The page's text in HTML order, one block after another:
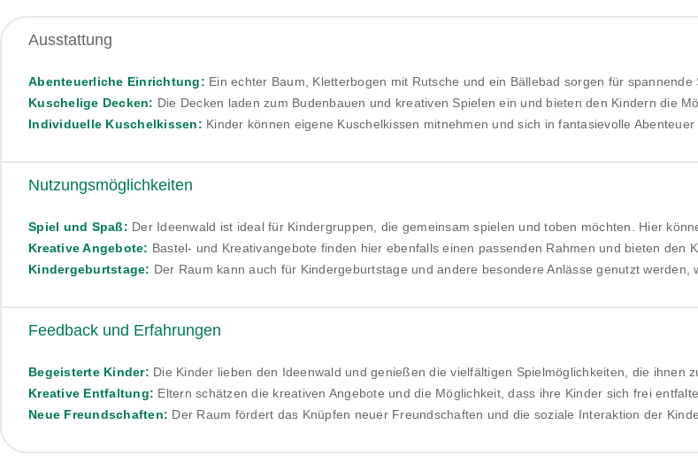
Ausstattung
Abenteuerliche Einrichtung: Ein echter Baum, Kletterbogen mit Rutsche und ein Bällebad sorgen für
Kuschelige Decken: Die Decken laden zum Budenbauen und kreativen Spielen ein und bieten den Kindern die
Individuelle Kuschelkissen: Kinder können eigene Kuschelkissen mitnehmen und sich in fantasievolle
Nutzungsmöglichkeiten
Spiel und Spaß: Der Ideenwald ist ideal für Kindergruppen, die gemeinsam spielen und toben möchten. Hier
Kreative Angebote: Bastel- und Kreativangebote finden hier ebenfalls einen passenden Rahmen und bieten den
Kindergeburtstage: Der Raum kann auch für Kindergeburtstage und andere besondere Anlässe genutzt
Feedback und Erfahrungen
Begeisterte Kinder: Die Kinder lieben den Ideenwald und genießen die vielfältigen Spielmöglichkeiten, die ihnen
Kreative Entfaltung: Eltern schätzen die kreativen Angebote und die Möglichkeit, dass ihre Kinder sich frei
Neue Freundschaften: Der Raum fördert das Knüpfen neuer Freundschaften und die soziale Interaktion der